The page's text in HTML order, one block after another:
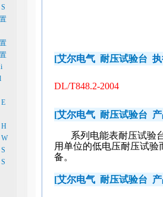
H
[艾尔电气 耐压试验台
DL/T848.2-2004
[艾尔电气 耐压试验台
系列电能表耐压试验
用单位的低电压耐压试验
备。
[艾尔电气 耐压试验台